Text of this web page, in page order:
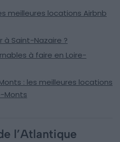
meilleures locations Airbnb
à Saint-Nazaire ?
à faire en Loire-
: les meilleures locations
Monts
l’Atlantique